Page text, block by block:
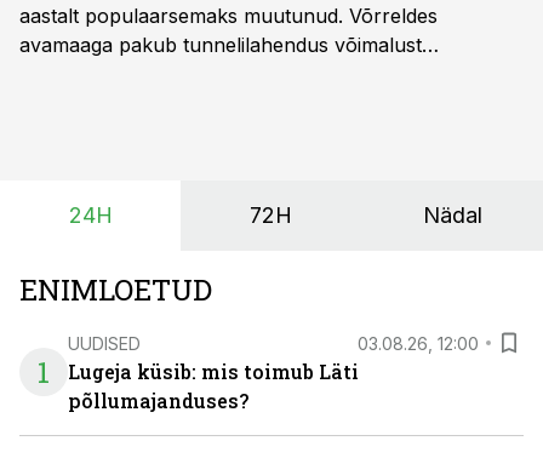
aastalt populaarsemaks muutunud. Võrreldes
avamaaga pakub tunnelilahendus võimalust
24H 72H Nädal
ENIMLOETUD
1
UUDISED 03.08.26, 12:00
Lugeja küsib: mis toimub Läti
põllumajanduses?